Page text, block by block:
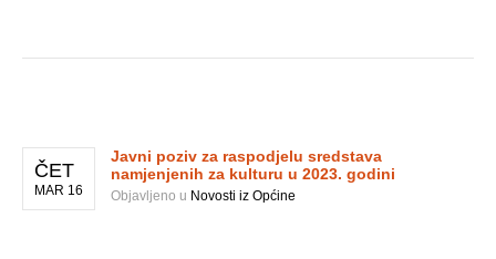
ČET
MAR 16
Javni poziv za raspodjelu sredstava
namjenjenih za kulturu u 2023. godini
Objavljeno u Novosti iz Općine